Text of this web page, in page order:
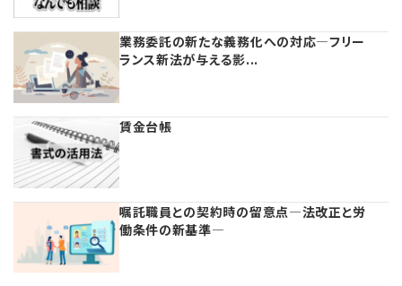
【連載】会計相談室
【連載】公益法人運営実務の処方箋
【連載】公益法人会計検定試験一問一答
【連載】公益法人のための「新公益信託」活用戦略
【連載】シェアコモン200 誌上相談室
【連載】実務と税務のポイント
【連載】事務局だよりPLUS
【連載】テーマで紐解く逆引きガイドライン
【連載】悩みと向き合う経営学
【連載】非営利法人AtoZei
お問合せ
プライバシーポリシー
業務委託の新たな義務化への対応―フリー
ランス新法が与える影...
賃金台帳
嘱託職員との契約時の留意点―法改正と労
働条件の新基準―